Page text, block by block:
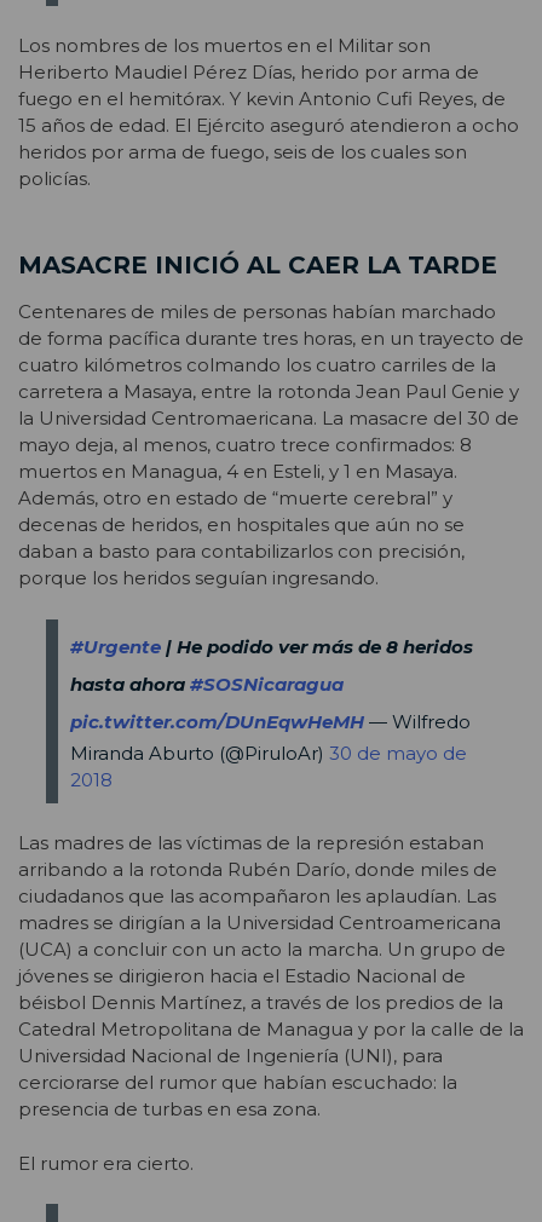
Los nombres de los muertos en el Militar son
Heriberto Maudiel Pérez Días, herido por arma de
fuego en el hemitórax. Y kevin Antonio Cufi Reyes, de
15 años de edad. El Ejército aseguró atendieron a ocho
heridos por arma de fuego, seis de los cuales son
policías.
MASACRE INICIÓ AL CAER LA TARDE
Centenares de miles de personas habían marchado
de forma pacífica durante tres horas, en un trayecto de
cuatro kilómetros colmando los cuatro carriles de la
carretera a Masaya, entre la rotonda Jean Paul Genie y
la Universidad Centromaericana. La masacre del 30 de
mayo deja, al menos, cuatro trece confirmados: 8
muertos en Managua, 4 en Esteli, y 1 en Masaya.
Además, otro en estado de “muerte cerebral” y
decenas de heridos, en hospitales que aún no se
daban a basto para contabilizarlos con precisión,
porque los heridos seguían ingresando.
#Urgente| He podido ver más de 8 heridos
hasta ahora #SOSNicaragua
pic.twitter.com/DUnEqwHeMH — Wilfredo
Miranda Aburto (@PiruloAr) 30 de mayo de
2018
Las madres de las víctimas de la represión estaban
arribando a la rotonda Rubén Darío, donde miles de
ciudadanos que las acompañaron les aplaudían. Las
madres se dirigían a la Universidad Centroamericana
(UCA) a concluir con un acto la marcha. Un grupo de
jóvenes se dirigieron hacia el Estadio Nacional de
béisbol Dennis Martínez, a través de los predios de la
Catedral Metropolitana de Managua y por la calle de la
Universidad Nacional de Ingeniería (UNI), para
cerciorarse del rumor que habían escuchado: la
presencia de turbas en esa zona.
El rumor era cierto.